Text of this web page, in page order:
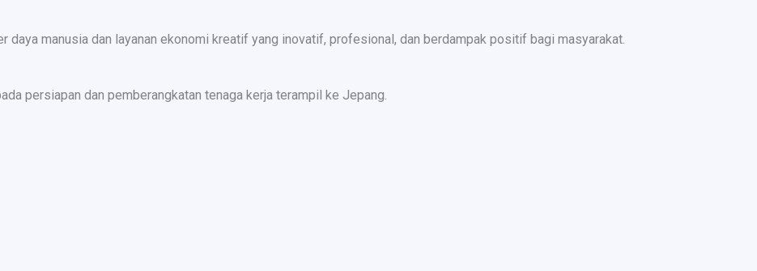
daya manusia dan layanan ekonomi kreatif yang inovatif, profesional, dan berdampak positif bagi masyarakat.
persiapan dan pemberangkatan tenaga kerja terampil ke Jepang.